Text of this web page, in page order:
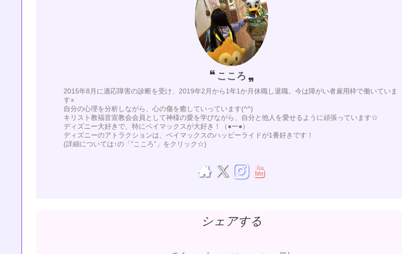
こころ
2015年8月に適応障害の診断を受け、2019年2月から1年1か月休職し退職。今は障がい者雇用枠で働いていま
す⭐︎
自分の心理を分析しながら、心の傷を癒していっています(^^)
キリスト教福音宣教会会員として神様の愛を学びながら、自分と他人を愛せるように頑張っています☆
ディズニー大好きで、特にベイマックスが大好き！（●ー●）
ディズニーのアトラクションは、ベイマックスのハッピーライドが1番好きです！
(詳細については↑の「”こころ”」をクリック☆)
シェアする